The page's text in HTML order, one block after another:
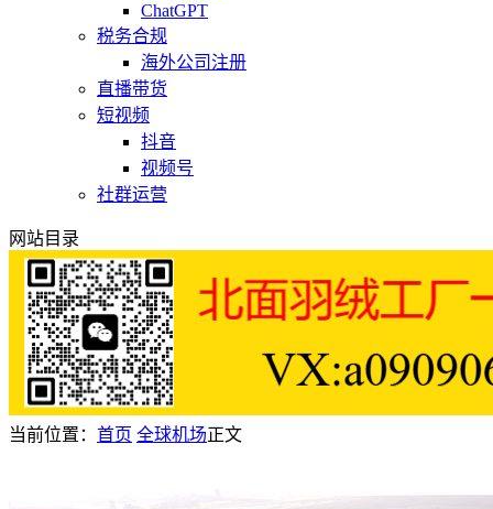
ChatGPT
税务合规
海外公司注册
直播带货
短视频
抖音
视频号
社群运营
网站目录
当前位置： 首页 全球机场正文